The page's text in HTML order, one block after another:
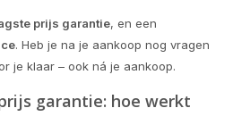
prijs garantie, en een
. Heb je na je aankoop nog vragen
je klaar – ook ná je aankoop.
garantie: hoe werkt